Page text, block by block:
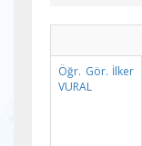
Öğr. Gör. İlker
VURAL